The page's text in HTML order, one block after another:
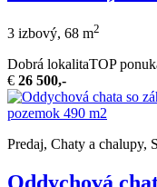
3 izbový, 68 m2
Dobrá lokalitaTOP
€ 26 500,-
Predaj, Chaty a chalupy,